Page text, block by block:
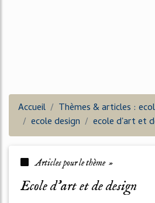
Accueil
Thèmes & articles :
ecole design
ecole d'art et
Articles pour le thème »
ecole d'art et de design